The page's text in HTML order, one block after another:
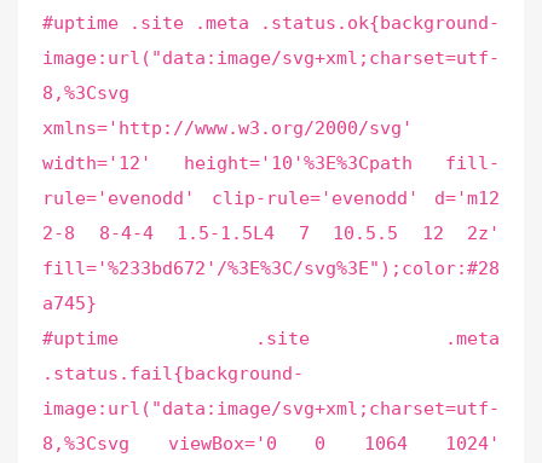
#uptime .site .meta .status.ok{background-
image:url("data:image/svg+xml;charset=utf-
8,%3Csvg
xmlns='http://www.w3.org/2000/svg'
width='12' height='10'%3E%3Cpath fill-
rule='evenodd' clip-rule='evenodd' d='m12
2-8 8-4-4 1.5-1.5L4 7 10.5.5 12 2z'
fill='%233bd672'/%3E%3C/svg%3E");color:#28
a745}
#uptime .site .meta
.status.fail{background-
image:url("data:image/svg+xml;charset=utf-
8,%3Csvg viewBox='0 0 1064 1024'